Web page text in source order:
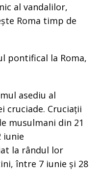
al vandalilor,
Roma timp de
pontifical la Roma,
asediu al
cruciade. Cruciații
musulmani din 21
iunie
la rândul lor
între 7 iunie și 28